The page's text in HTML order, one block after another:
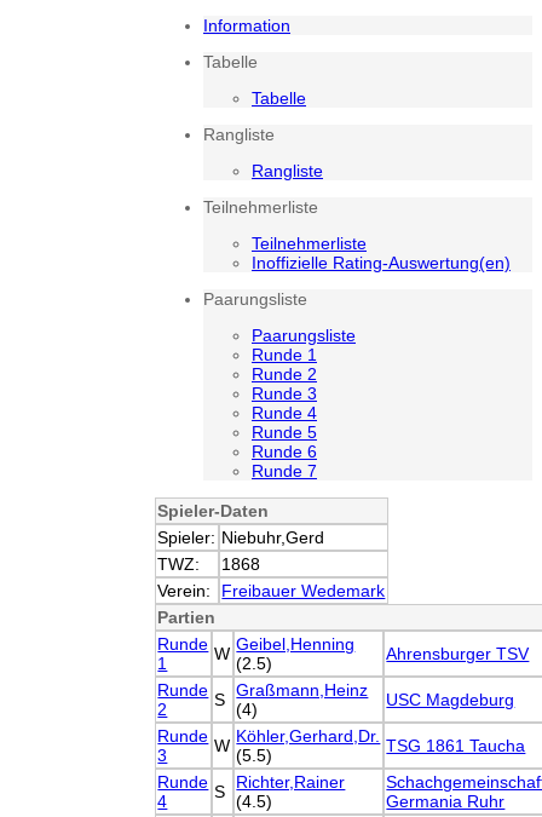
Information
Tabelle
Tabelle
Rangliste
Rangliste
Teilnehmerliste
Teilnehmerliste
Inoffizielle Rating-Auswertung(en)
Paarungsliste
Paarungsliste
Runde 1
Runde 2
Runde 3
Runde 4
Runde 5
Runde 6
Runde 7
Spieler-Daten
Spieler: Niebuhr,Gerd
TWZ:
1868
Verein:
Freibauer Wedemark
Partien
Runde
1
W Geibel,Henning
(2.5)
Ahrensburger TSV
Runde
2
S Graßmann,Heinz
(4)
USC Magdeburg
Runde
3
W Köhler,Gerhard,Dr.
(5.5)
TSG 1861 Taucha
Runde
4
S
Richter,Rainer
(4.5)
Germania Ruhr